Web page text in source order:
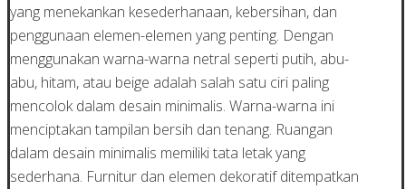
yang menekankan kesederhanaan, kebersihan, dan
penggunaan elemen-elemen yang penting. Dengan
menggunakan warna-warna netral seperti putih, abu-
abu, hitam, atau beige adalah salah satu ciri paling
mencolok dalam desain minimalis. Warna-warna ini
menciptakan tampilan bersih dan tenang. Ruangan
dalam desain minimalis memiliki tata letak yang
sederhana. Furnitur dan elemen dekoratif ditempatkan